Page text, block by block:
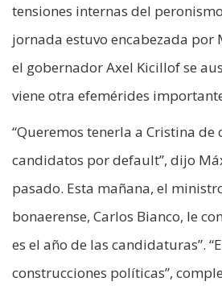
tensiones internas del
jornada estuvo encabezada por
el gobernador Axel Kicillof se
viene otra efemérides
“Queremos tenerla a Cristina de
candidatos por default”, dijo
pasado. Esta mañana, el
bonaerense, Carlos Bianco, le
es el año de las candidaturas”.
construcciones políticas”,